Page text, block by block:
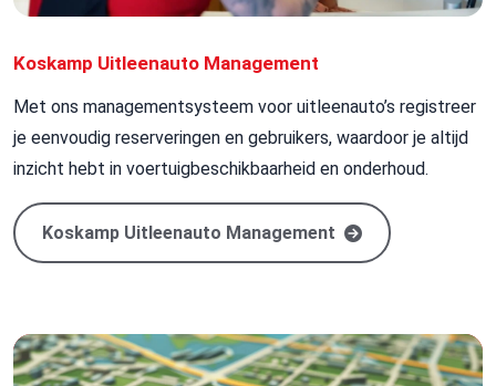
Koskamp Uitleenauto Management
Met ons managementsysteem voor uitleenauto’s registreer
je eenvoudig reserveringen en gebruikers, waardoor je altijd
inzicht hebt in voertuigbeschikbaarheid en onderhoud.
Koskamp Uitleenauto Management